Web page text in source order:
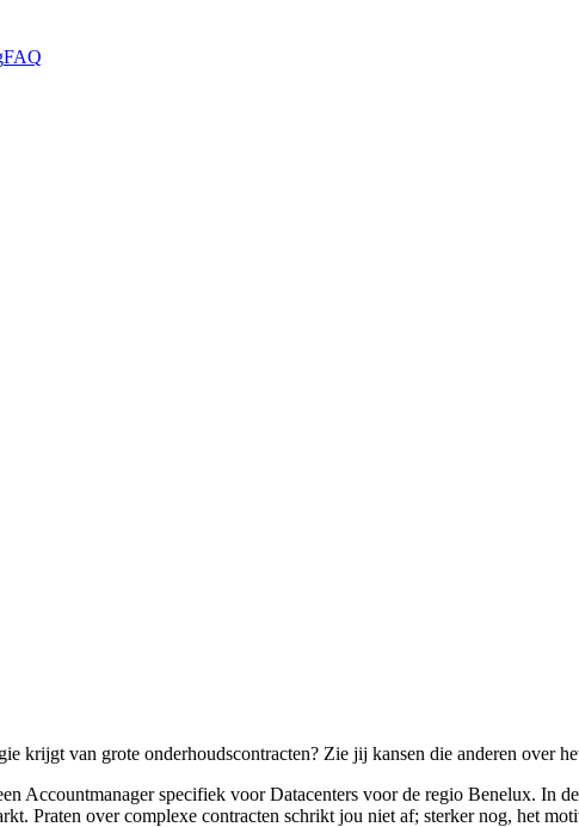
FAQ
krijgt van grote onderhoudscontracten? Zie jij kansen die anderen over
Accountmanager specifiek voor Datacenters voor de regio Benelux. In
Praten over complexe contracten schrikt jou niet af; sterker nog, het